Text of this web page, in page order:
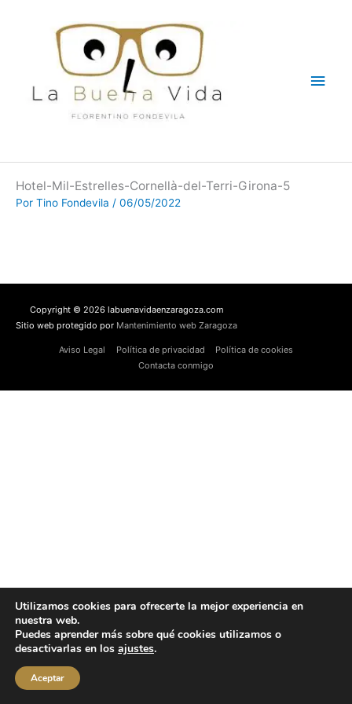
Hotel-Mil-Estrelles-Cornellà-del-Terri-Girona-5
Por Tino Fondevila / 06/05/2022
Copyright © 2026 labuenavidaenzaragoza.com
Sitio web protegido por Mantenimiento web Zaragoza
Aviso Legal Política de privacidad
Política de cookies
Contacta conmigo
Utilizamos cookies para ofrecerte la mejor experiencia en
nuestra web.
Puedes aprender más sobre qué cookies utilizamos o
desactivarlas en los ajustes.
Aceptar